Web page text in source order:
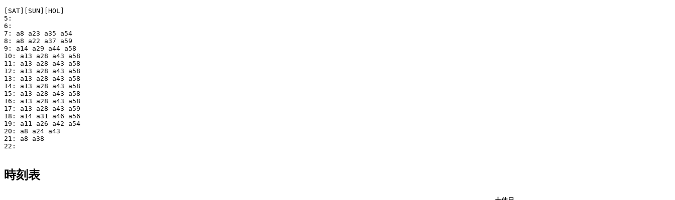
[SAT][SUN][HOL]
5:
6:
7: a8 a23 a35 a54
8: a8 a22 a37 a59
9: a14 a29 a44 a58
10: a13 a28 a43 a58
11: a13 a28 a43 a58
12: a13 a28 a43 a58
13: a13 a28 a43 a58
14: a13 a28 a43 a58
15: a13 a28 a43 a58
16: a13 a28 a43 a58
17: a13 a28 a43 a59
18: a14 a31 a46 a56
19: a11 a26 a42 a54
20: a8 a24 a43
21: a8 a38
22:
時刻表